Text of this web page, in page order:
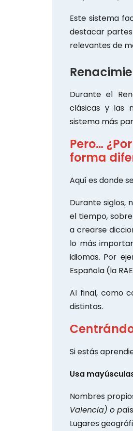
Este sistema
destacar
relevantes de
Durante el
clásicas y las
sistema más
Pero…
forma
Aquí es donde
Durante siglos,
el tiempo,
a crearse
lo más
idiomas. Por
Española (la
Al final, como
distintas.
Si estás
Usa
Nombres
Valencia) o p
Lugares